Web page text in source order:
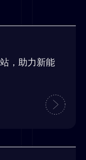
，助力新能